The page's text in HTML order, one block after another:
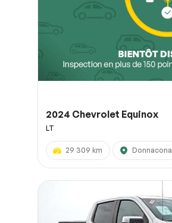
2024 Chevrolet Equinox
LT
29 309 km Donnacona